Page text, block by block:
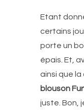
Etant
certains
porte un
épais. Et,
ainsi que la
blouson
juste. Bon,